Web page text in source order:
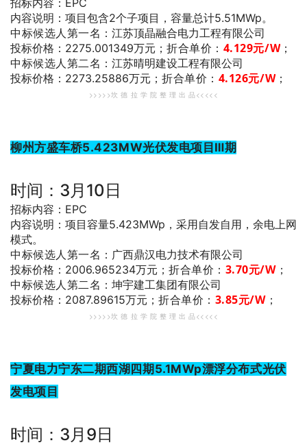
内容说明：项目包含2个子项目，容量总计5.51MWp。
中标候选人第一名 ：江苏顶晶融合电力工程有限公司
投标价格：2275.001349万元； 折合单价： 4.129元/W ；
中标候选人第二名 ：江苏晴明建设工程有限公司
投标价格：2273.25886万元； 折合单价： 4.126元/W ；
>>>>>坎 德 拉 学 院 整 理 出 品<<<<<
柳州方盛车桥5.423MW光伏发电项目Ⅲ期
时间：3月10日
招标内容：EPC
内容说明：项目容量5.423MWp，采用自发自用，余电上网
模式。
中标候选人第一名 ：广西鼎汉电力技术有限公司
投标价格：2006.965234万元； 折合单价： 3.70元/W；
中标候选人第二名 ：坤宇建工集团有限公司
投标价格：2087.89615万元； 折合单价： 3.85元/W；
>>>>>坎 德 拉 学 院 整 理 出 品<<<<<
宁夏电力宁东二期西湖四期5.1MWp漂浮分布式光伏
发电项目
时间：3月9日